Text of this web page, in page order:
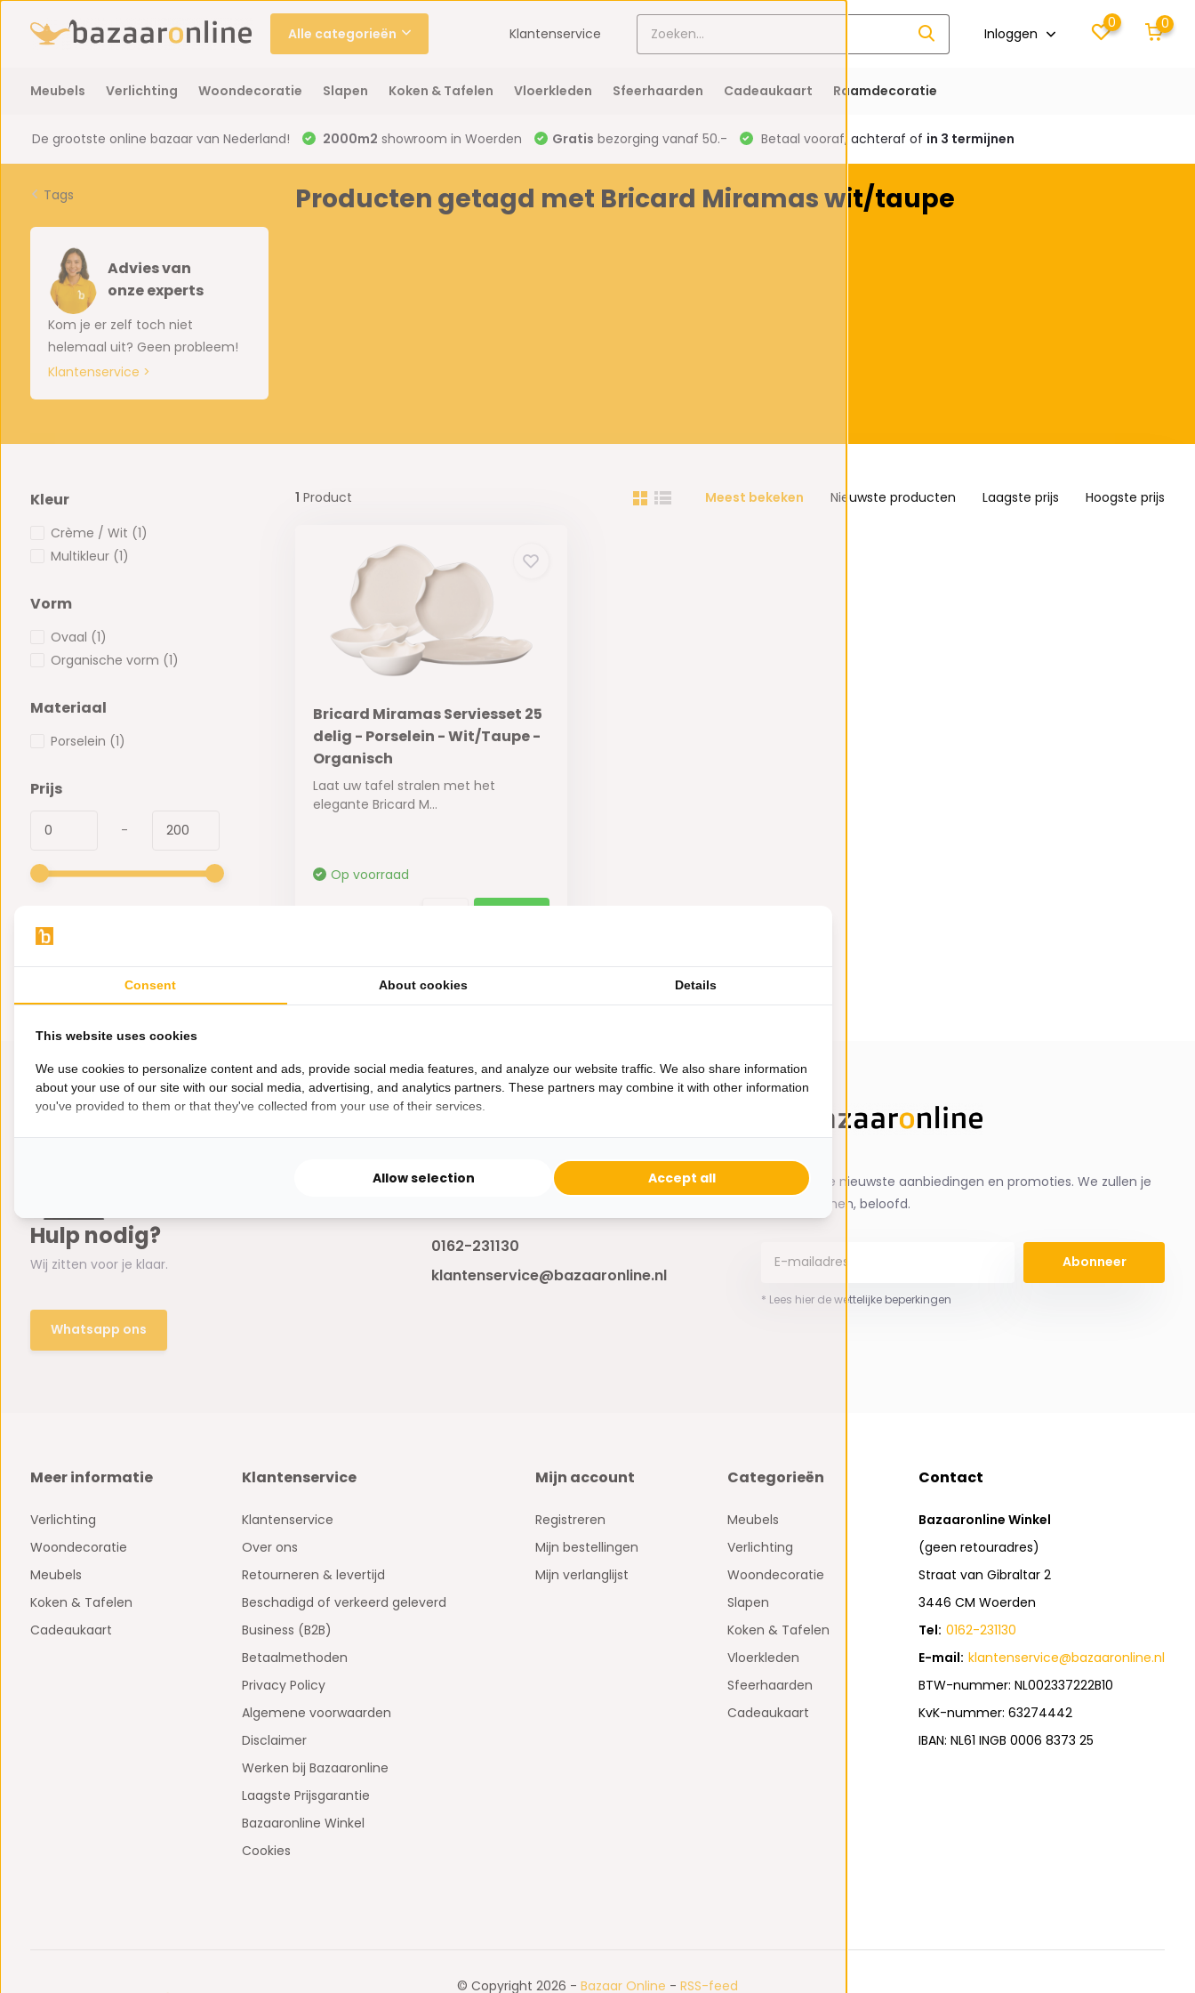
Alle categorieën Klantenservice Inloggen
0 0
Meubels Verlichting Woondecoratie Slapen Koken & Tafelen Vloerkleden Sfeerhaarden Cadeaukaart Raamdecoratie
De grootste online bazaar van Nederland! 2000m2 showroom in Woerden Gratis bezorging vanaf 50.- Betaal vooraf, achteraf of in 3 termijnen
Tags
Advies van
onze experts
Kom je er zelf toch niet
helemaal uit? Geen probleem!
Klantenservice >
Producten getagd met Bricard Miramas wit/taupe
Kleur
Crème / Wit (1)
Multikleur (1)
Vorm
Ovaal (1)
Organische vorm (1)
Materiaal
Porselein (1)
Prijs
-
1 Product Meest bekeken Nieuwste producten Laagste prijs Hoogste prijs
Bricard Miramas Serviesset 25
delig - Porselein - Wit/Taupe -
Organisch
Laat uw tafel stralen met het
elegante Bricard M...
Op voorraad
Hulp nodig?
Wij zitten voor je klaar.
Whatsapp ons
Heb je een vraag?
Bereikbaar van ma - vr 10:00 tot 17:00
0162-231130
klantenservice@bazaaronline.nl
Ontvang de nieuwste aanbiedingen en promoties. We zullen je
niet spammen, beloofd.
Abonneer
* Lees hier de wettelijke beperkingen
Meer informatie
Verlichting
Woondecoratie
Meubels
Koken & Tafelen
Cadeaukaart
Klantenservice
Klantenservice
Over ons
Retourneren & levertijd
Beschadigd of verkeerd geleverd
Business (B2B)
Betaalmethoden
Privacy Policy
Algemene voorwaarden
Disclaimer
Werken bij Bazaaronline
Laagste Prijsgarantie
Bazaaronline Winkel
Cookies
Mijn account
Registreren
Mijn bestellingen
Mijn verlanglijst
Categorieën
Meubels
Verlichting
Woondecoratie
Slapen
Koken & Tafelen
Vloerkleden
Sfeerhaarden
Cadeaukaart
Contact
Bazaaronline Winkel
(geen retouradres)
Straat van Gibraltar 2
3446 CM Woerden
Tel: 0162-231130
E-mail: klantenservice@bazaaronline.nl
BTW-nummer: NL002337222B10
KvK-nummer: 63274442
IBAN: NL61 INGB 0006 8373 25
© Copyright 2026 - Bazaar Online - RSS-feed
Consent About cookies Details
This website uses cookies
We use cookies to personalize content and ads, provide social media features, and analyze our website traffic. We also share information
about your use of our site with our social media, advertising, and analytics partners. These partners may combine it with other information
you've provided to them or that they've collected from your use of their services.
Allow selection Accept all